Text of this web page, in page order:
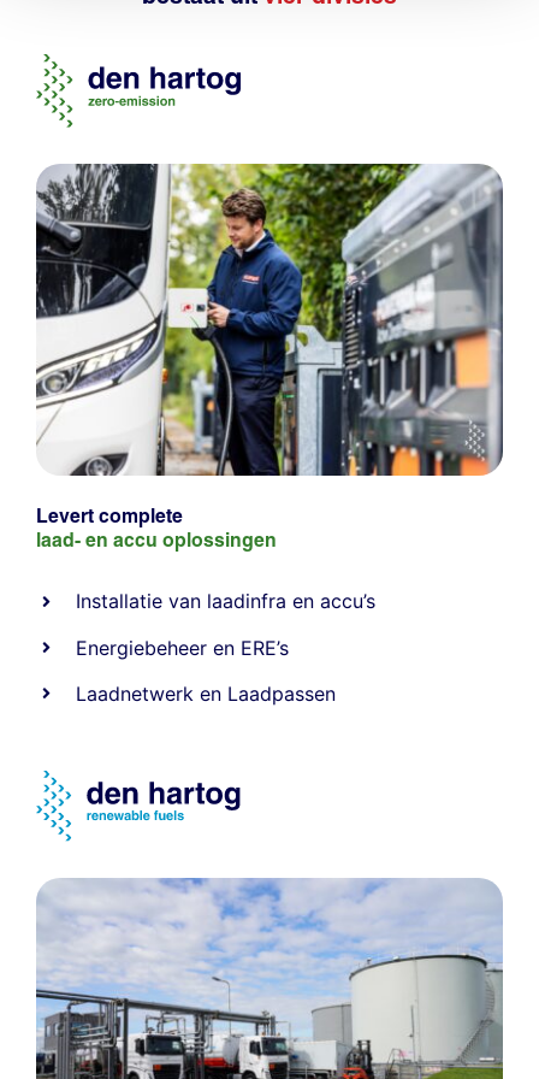
Levert complete
laad- en accu oplossingen
Installatie van laadinfra en accu’s
Energiebeheer en ERE’s
Laadnetwerk en Laadpassen